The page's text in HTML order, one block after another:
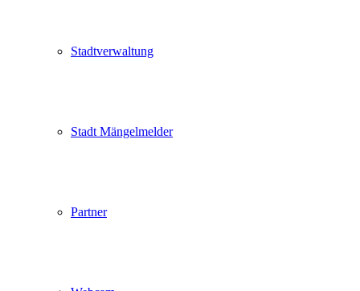
Stadtverwaltung
Stadt Mängelmelder
Partner